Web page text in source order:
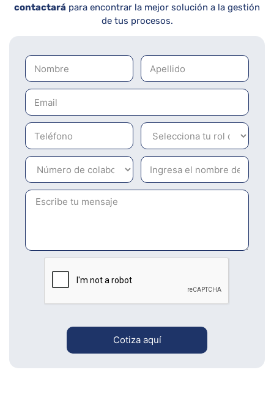
contactará para encontrar la mejor solución a la gestión
de tus procesos.